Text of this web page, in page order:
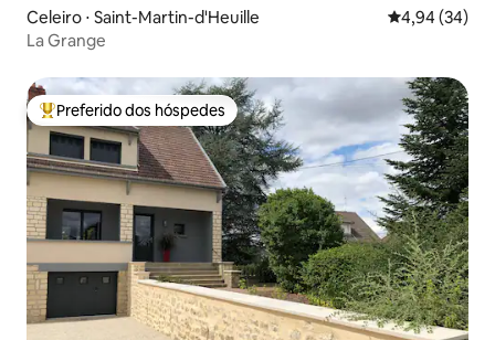
Celeiro ⋅ Saint-Martin-d'Heuille 4,94 de uma
4,94 (34)
La Grange
Entre os melhores preferidos dos hóspedes
Preferido dos hóspedes